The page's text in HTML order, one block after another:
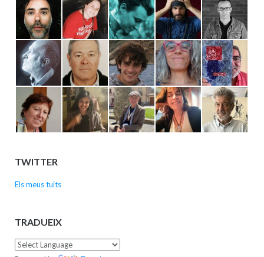
TWITTER
Els meus tuits
TRADUEIX